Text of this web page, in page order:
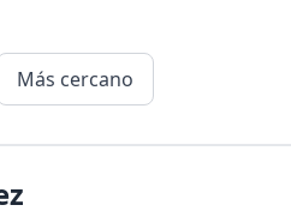
Más cercano